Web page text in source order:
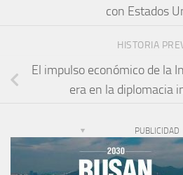
con Estados
HISTORIA
El impulso económico de la
era en la diplomacia
PUBLICIDAD